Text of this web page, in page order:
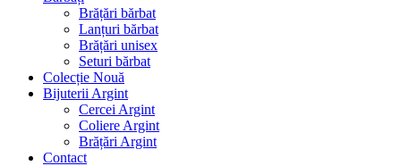
Brățări bărbat
Lanțuri bărbat
Brățări unisex
Seturi bărbat
Colecție Nouă
Bijuterii Argint
Cercei Argint
Coliere Argint
Brățări Argint
Contact